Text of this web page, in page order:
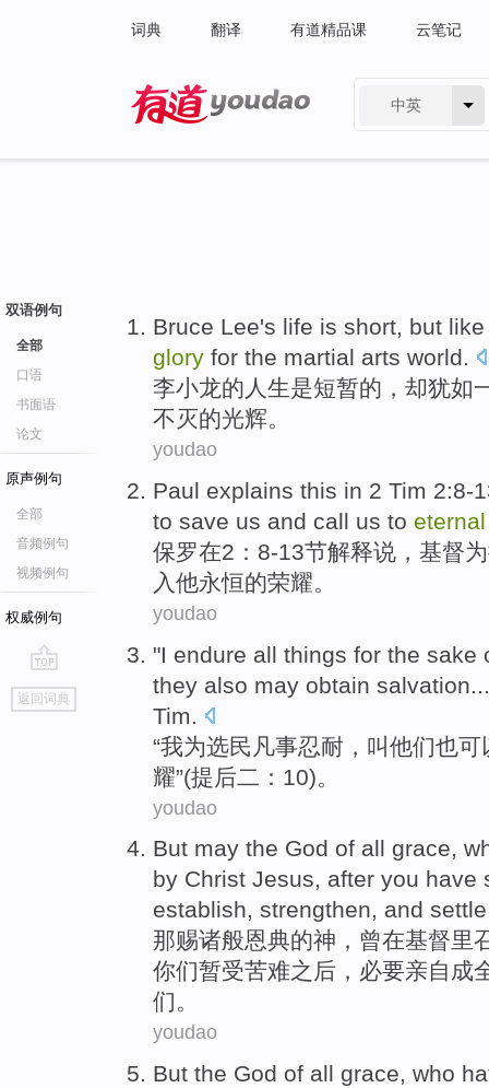
词典 翻译 有道精品课 云笔记
中英
双语例句
全部
口语
书面语
论文
原声例句
全部
音频例句
视频例句
权威例句
go
top
返回词典
Bruce Lee's life is short, but like
glory for the martial arts world.
李小龙的 人生是短暂的， 却犹如
不灭的光辉。
youdao
Paul explains this in 2 Tim 2:8-
to save us and call us to eternal
保罗在2：8-13节解释说 ， 基督为
入他永恒的荣耀。
youdao
"I endure all things for the sake
they also may obtain salvation
Tim
“我为选民凡事忍耐 ，叫他们也可
耀”(提后二 ：10)。
youdao
But may the God of all grace,
by Christ Jesus, after you have
establish, strengthen, and
那赐诸般恩典的神 ，曾在基督里
你们暂受苦难之后 ，必要亲自 成
们。
youdao
But the God of all grace, who